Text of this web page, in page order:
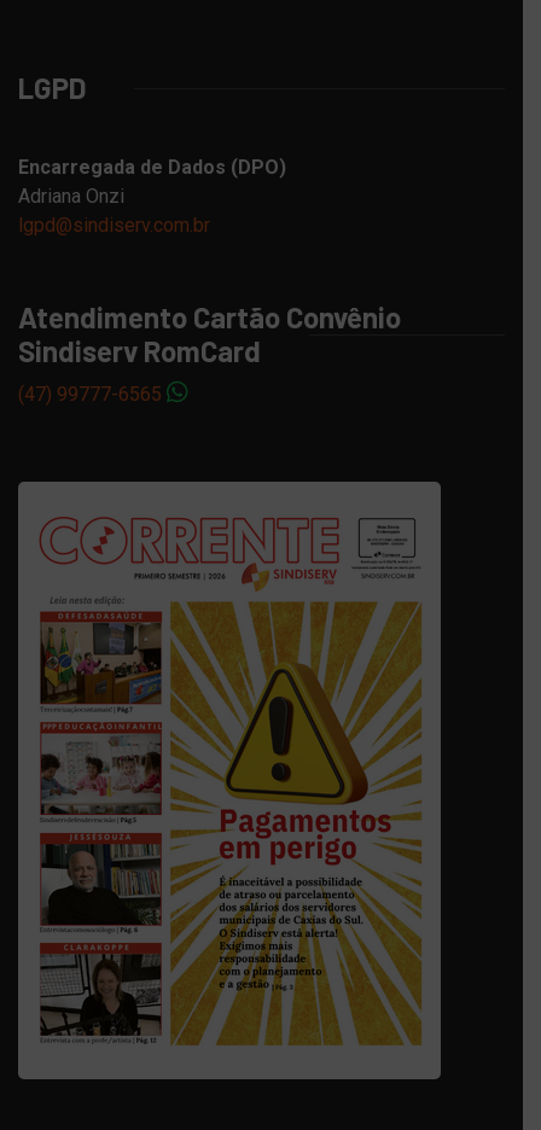
LGPD
Encarregada de Dados (DPO)
Adriana Onzi
lgpd@sindiserv.com.br
Atendimento Cartão Convênio
Sindiserv RomCard
(47) 99777-6565